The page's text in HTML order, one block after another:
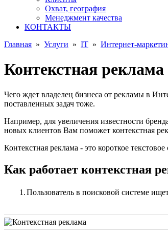
Охват, география
Менеджмент качества
КОНТАКТЫ
Главная » Услуги » IT » Интернет-
Контекстная реклама
Чего ждет владелец бизнеса от рекламы в
поставленных задач тоже.
Например, для увеличения известности
новых клиентов Вам поможет контекстная
Контекстная реклама - это короткое
Как работает контекстная
1.Пользователь в поисковой системе